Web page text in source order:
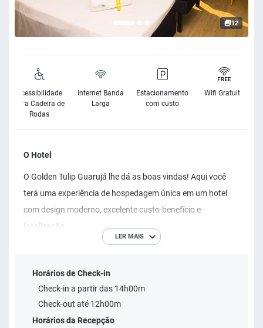
12
Acessibilidade
para Cadeira de
Rodas
Internet Banda
Larga
Estacionamento
com custo
Wifi Gratuito
O Hotel
O Golden Tulip Guarujá lhe dá as boas vindas! Aqui você
terá uma experiência de hospedagem única em um hotel
com design moderno, excelente custo-benefício e
localização.
LER MAIS
Horários de Check-in
Check-in a partir das 14h00m
Check-out até 12h00m
Horários da Recepção